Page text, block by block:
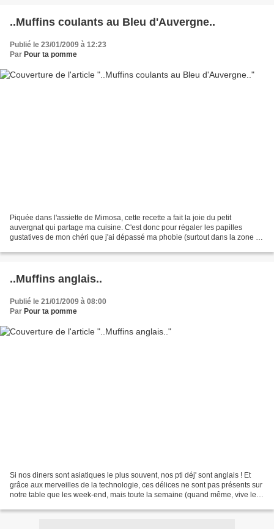
..Muffins coulants au Bleu d'Auvergne..
Publié le 23/01/2009 à 12:23
Par Pour ta pomme
Piquée dans l'assiette de Mimosa, cette recette a fait la joie du petit
auvergnat qui partage ma cuisine. C'est donc pour régaler les papilles
gustatives de mon chéri que j'ai dépassé ma phobie (surtout dans la zone de
..Muffins anglais..
Publié le 21/01/2009 à 08:00
Par Pour ta pomme
Si nos diners sont asiatiques le plus souvent, nos pti déj' sont anglais ! Et
grâce aux merveilles de la technologie, ces délices ne sont pas présents sur
notre table que les week-end, mais toute la semaine (quand même, vive le